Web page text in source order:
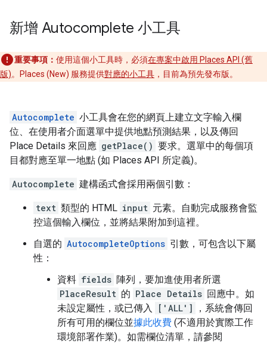
新增 Autocomplete 小工具
重要事項： 使用這個小工具時，必須在專案中啟用 Places API (舊
版)。Places (New) 服務提供對應的小工具 ，目前為預先發布版。
Autocomplete 小工具會在您的網頁上建立文字輸入欄
位、在使用者介面選單中提供地點預測結果，以及傳回
Place Details 來回應 getPlace() 要求。選單中的每個項
目都對應至單一地點 (如 Places API 所定義)。
Autocomplete 建構函式會採用兩個引數：
text 類型的 HTML input 元素。自動完成服務會監
控這個輸入欄位，並將結果附加到這裡。
自選的 AutocompleteOptions 引數，可包含以下屬
性：
資料 fields 陣列，要加進使用者所選
PlaceResult 的 Place Details 回應中。如
未設定屬性，或已傳入
['ALL']
，系統會傳回
所有可用的欄位並據此收費 (不適用於實際工作
環境部署作業)。如需欄位清單，請參閱